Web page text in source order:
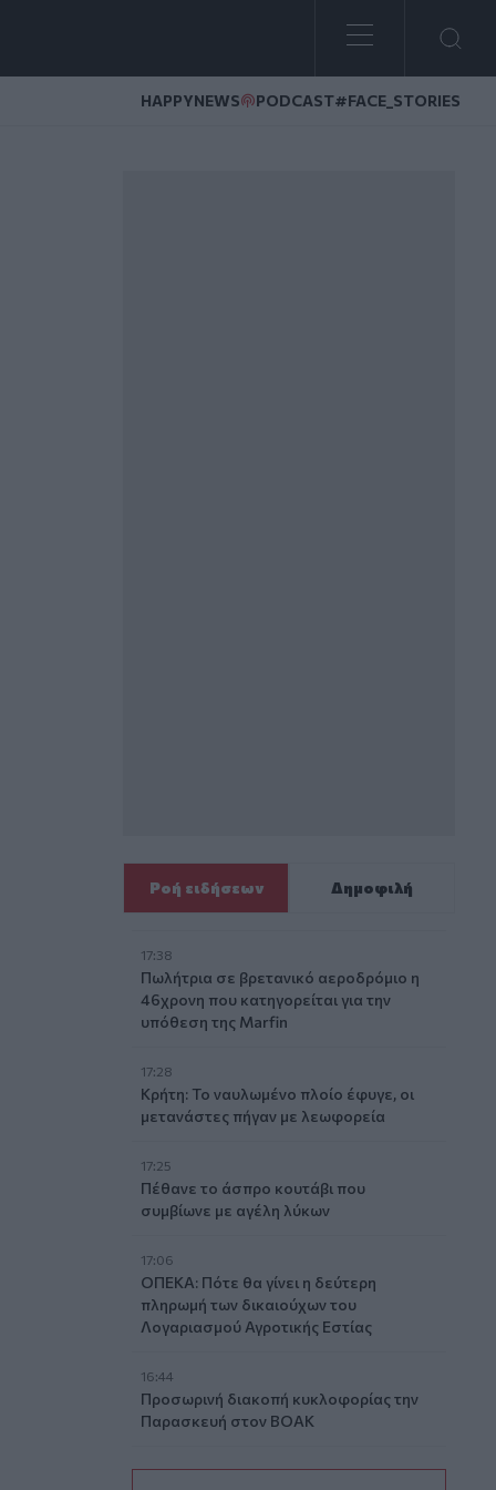
HAPPYNEWS PODCAST#FACE_STORIES
Ροή ειδήσεων Δημοφιλή
17:38
Πωλήτρια σε βρετανικό αεροδρόμιο η
46χρονη που κατηγορείται για την
υπόθεση της Marfin
17:28
Κρήτη: Το ναυλωμένο πλοίο έφυγε, οι
μετανάστες πήγαν με λεωφορεία
17:25
Πέθανε το άσπρο κουτάβι που
συμβίωνε με αγέλη λύκων
17:06
ΟΠΕΚΑ: Πότε θα γίνει η δεύτερη
πληρωμή των δικαιούχων του
Λογαριασμού Αγροτικής Εστίας
16:44
Προσωρινή διακοπή κυκλοφορίας την
Παρασκευή στον ΒΟΑΚ
16:41